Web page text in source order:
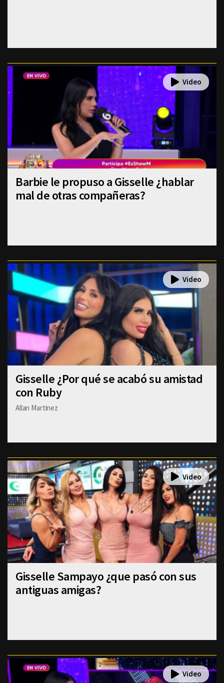
Barbie le propuso a Gisselle ¿hablar
mal de otras compañeras?
Gisselle ¿Por qué se acabó su amistad
con Ruby
Allan Martinez
Gisselle Sampayo ¿que pasó con sus
antiguas amigas?